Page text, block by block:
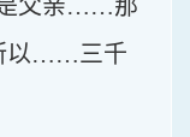
是父亲……那
以……三千